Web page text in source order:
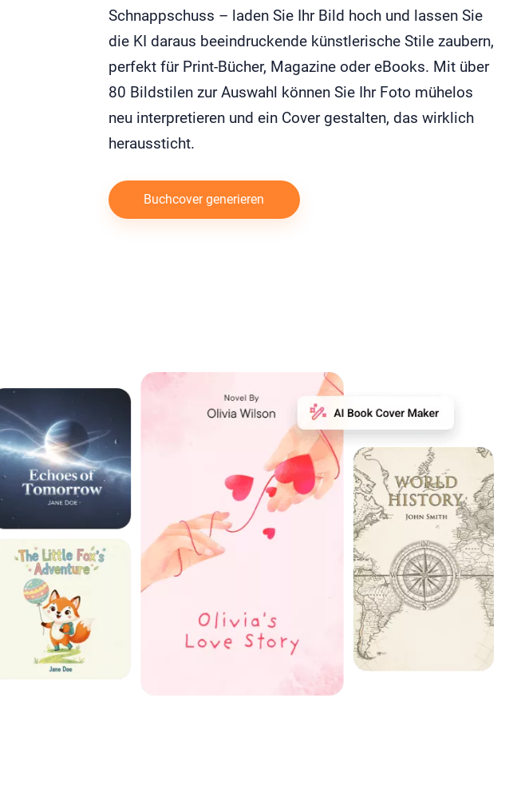
Schnappschuss – laden Sie Ihr Bild hoch und lassen Sie
die KI daraus beeindruckende künstlerische Stile zaubern,
perfekt für Print-Bücher, Magazine oder eBooks. Mit über
80 Bildstilen zur Auswahl können Sie Ihr Foto mühelos
neu interpretieren und ein Cover gestalten, das wirklich
heraussticht.
Buchcover generieren